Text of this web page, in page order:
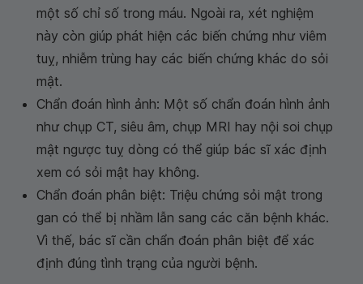
một số chỉ số trong máu. Ngoài ra, xét nghiệm
này còn giúp phát hiện các biến chứng như viêm
tuỵ, nhiễm trùng hay các biến chứng khác do sỏi
mật.
Chẩn đoán hình ảnh: Một số chẩn đoán hình ảnh
như chụp CT, siêu âm, chụp MRI hay nội soi chụp
mật ngược tuỵ dòng có thể giúp bác sĩ xác định
xem có sỏi mật hay không.
Chẩn đoán phân biệt: Triệu chứng sỏi mật trong
gan có thể bị nhầm lẫn sang các căn bệnh khác.
Vì thế, bác sĩ cần chẩn đoán phân biệt để xác
định đúng tình trạng của người bệnh.